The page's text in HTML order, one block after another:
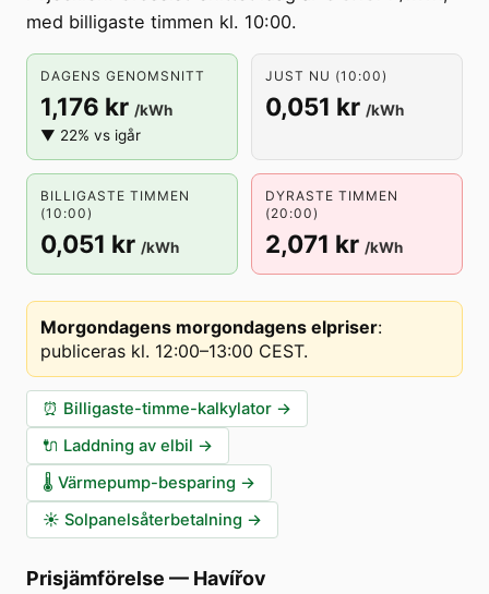
med billigaste timmen kl. 10:00.
DAGENS GENOMSNITT
1,176 kr /kWh
▼ 22% vs igår
JUST NU (10:00)
0,051 kr /kWh
BILLIGASTE TIMMEN
(10:00)
0,051 kr /kWh
DYRASTE TIMMEN
(20:00)
2,071 kr /kWh
Morgondagens morgondagens elpriser:
publiceras kl. 12:00–13:00 CEST.
⏰ Billigaste-timme-kalkylator →
🔌 Laddning av elbil →
🌡️ Värmepump-besparing →
☀️ Solpanelsåterbetalning →
Prisjämförelse — Havířov